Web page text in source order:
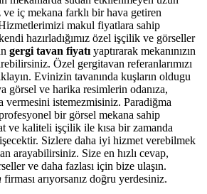
iç mekana farklı bir hava getiren
makul fiyatlara sahip
hazırladığımız özel işçilik ve görseller
gergi tavan fiyatı yaptırarak mekanınızın
Özel gergitavan referanlarımızı
Evinizin tavanında kuşların oldugu
görsel ve harika resimlerin odanıza,
vermesini istemezmisiniz. Paradiğma
bir görsel mekana sahip
ve kaliteli işçilik ile kısa bir zamanda
Sizlere daha iyi hizmet verebilmek
arayabilirsiniz. Size en hızlı cevap,
ve daha fazlası için bize ulaşın.
firması arıyorsanız doğru yerdesiniz.